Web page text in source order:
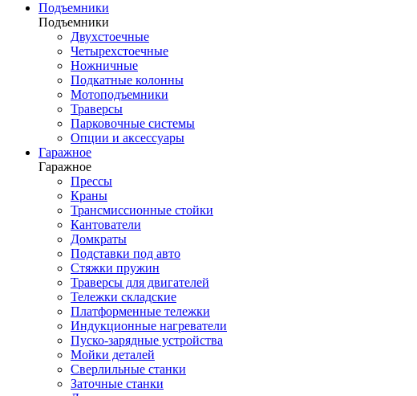
Подъемники
Подъемники
Двухстоечные
Четырехстоечные
Ножничные
Подкатные колонны
Мотоподъемники
Траверсы
Парковочные системы
Опции и аксессуары
Гаражное
Гаражное
Прессы
Краны
Трансмиссионные стойки
Кантователи
Домкраты
Подставки под авто
Стяжки пружин
Траверсы для двигателей
Тележки складские
Платформенные тележки
Индукционные нагреватели
Пуско-зарядные устройства
Мойки деталей
Сверлильные станки
Заточные станки